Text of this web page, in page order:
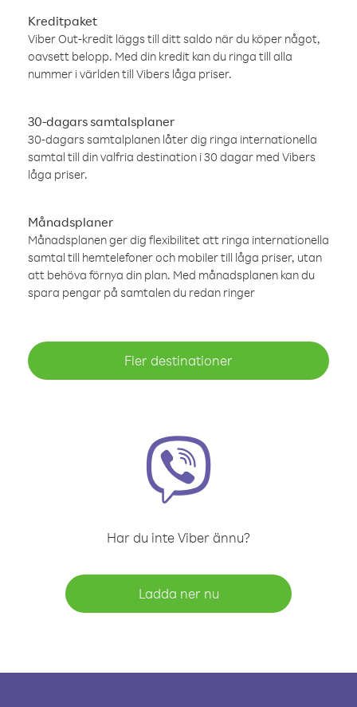
Kreditpaket
Viber Out-kredit läggs till ditt saldo när du köper något,
oavsett belopp. Med din kredit kan du ringa till alla
nummer i världen till Vibers låga priser.
30-dagars samtalsplaner
30-dagars samtalplanen låter dig ringa internationella
samtal till din valfria destination i 30 dagar med Vibers
låga priser.
Månadsplaner
Månadsplanen ger dig flexibilitet att ringa internationella
samtal till hemtelefoner och mobiler till låga priser, utan
att behöva förnya din plan. Med månadsplanen kan du
spara pengar på samtalen du redan ringer
Fler destinationer
Har du inte Viber ännu?
Ladda ner nu